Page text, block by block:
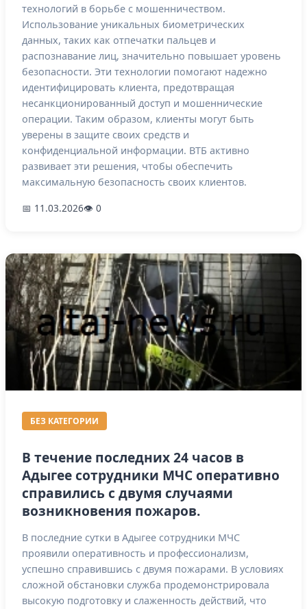
технологий в борьбе с мошенничеством.
Использование уникальных биометрических
данных, таких как отпечатки пальцев и
распознавание лиц, значительно повышает уровень
безопасности. Эти технологии помогают надежно
идентифицировать клиента, предотвращая
несанкционированный доступ и мошеннические
операции. Таким образом, клиенты могут быть
уверены в защите своих средств и
конфиденциальной информации. ВТБ активно
развивает эти решения, чтобы обеспечить
максимальную безопасность своих клиентов.
📅 11.03.2026👁 0
БЕЗ КАТЕГОРИИ
В течение последних 24 часов в
Адыгее сотрудники МЧС оперативно
справились с двумя случаями
возникновения пожаров.
В последние сутки в Адыгее сотрудники МЧС
проявили оперативность и профессионализм,
успешно справившись с двумя пожарами. В условиях
сложной обстановки служба продемонстрировала
высокую подготовку и слаженность действий, что